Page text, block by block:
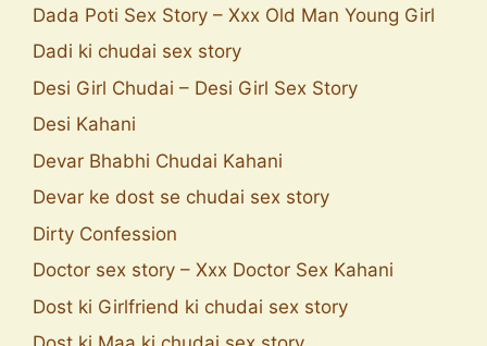
Dada Poti Sex Story – Xxx Old Man Young Girl
Dadi ki chudai sex story
Desi Girl Chudai – Desi Girl Sex Story
Desi Kahani
Devar Bhabhi Chudai Kahani
Devar ke dost se chudai sex story
Dirty Confession
Doctor sex story – Xxx Doctor Sex Kahani
Dost ki Girlfriend ki chudai sex story